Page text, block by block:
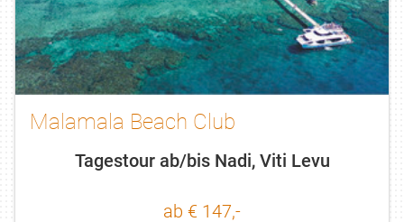
Malamala Beach Club
Tagestour ab/bis Nadi, Viti Levu
ab € 147,-